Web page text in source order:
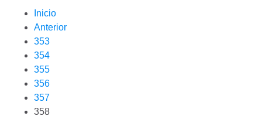
Inicio
Anterior
353
354
355
356
357
358